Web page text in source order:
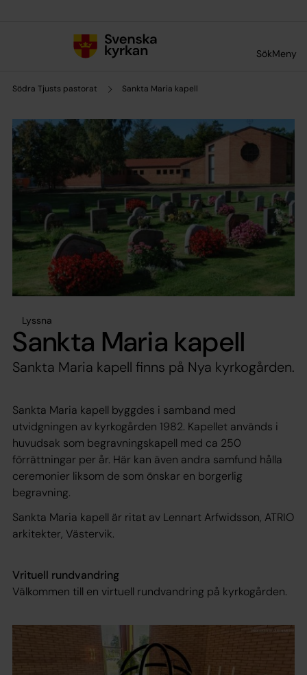
SökMeny
Södra Tjusts pastorat Sankta Maria kapell
Lyssna
Sankta Maria kapell
Sankta Maria kapell finns på Nya kyrkogården.
Sankta Maria kapell byggdes i samband med
utvidgningen av kyrkogården 1982. Kapellet används i
huvudsak som begravningskapell med ca 250
förrättningar per år. Här kan även andra samfund hålla
ceremonier liksom de som önskar en borgerlig
begravning.
Sankta Maria kapell är ritat av Lennart Arfwidsson, ATRIO
arkitekter, Västervik.
Vrituell rundvandring
Välkommen till en virtuell rundvandring på kyrkogården.